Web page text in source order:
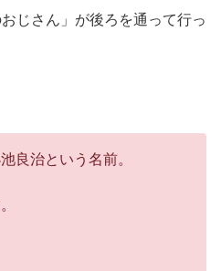
じさん」が後ろを通って行っ
良治という名前。